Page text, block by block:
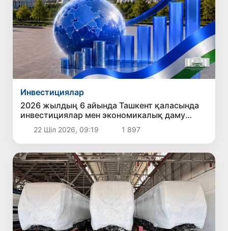
Инвестициялар
2026 жылдың 6 айында Ташкент қаласында
инвестициялар мен экономикалық даму
бағытында қол жеткізілген негізгі нәтижелер
жарияландым
22 Шіл 2026, 09:19 1 897